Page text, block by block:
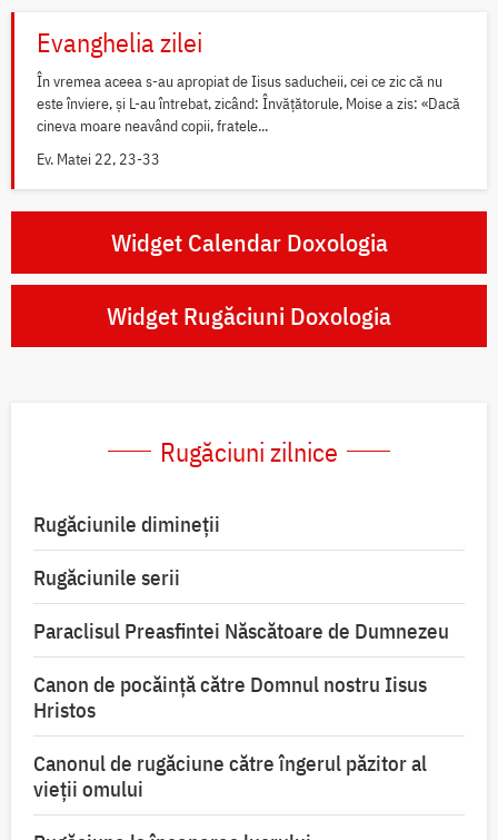
Evanghelia zilei
În vremea aceea s-au apropiat de Iisus saducheii, cei ce zic că nu
este înviere, și L-au întrebat, zicând: Învățătorule, Moise a zis: «Dacă
cineva moare neavând copii, fratele...
Ev. Matei 22, 23-33
Widget Calendar Doxologia
Widget Rugăciuni Doxologia
Rugăciuni zilnice
Rugăciunile dimineții
Rugăciunile serii
Paraclisul Preasfintei Născătoare de Dumnezeu
Canon de pocăință către Domnul nostru Iisus
Hristos
Canonul de rugăciune către îngerul păzitor al
vieții omului